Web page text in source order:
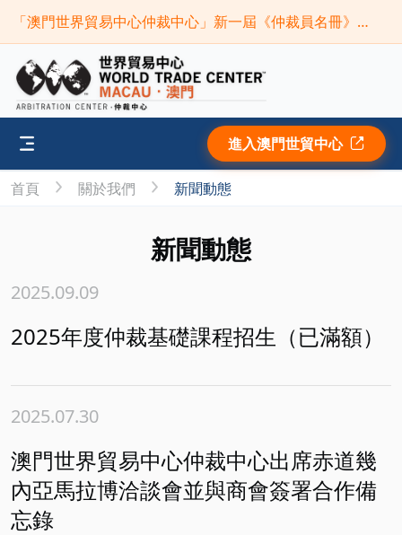
「澳門世界貿易中心仲裁中心」新一屆《仲裁員名冊》現正接受申請(截止時間:2026年9月30日)
進入澳門世貿中心
首頁 關於我們 新聞動態
新聞動態
2025.09.09
2025年度仲裁基礎課程招生（已滿額）
2025.07.30
澳門世界貿易中心仲裁中心出席赤道幾
內亞馬拉博洽談會並與商會簽署合作備
忘錄